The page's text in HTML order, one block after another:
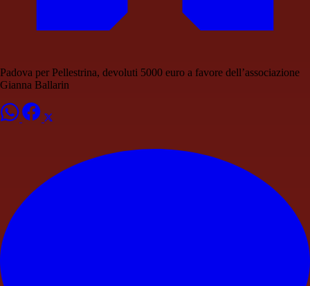
Padova per Pellestrina, devoluti 5000 euro a favore dell’associazione
Gianna Ballarin